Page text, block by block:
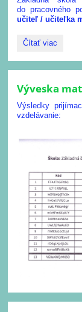
do pracovného
učiteľ / učiteľka
Ponuka
Čítať viac
Výveska
Výsledky
vzdelávanie: